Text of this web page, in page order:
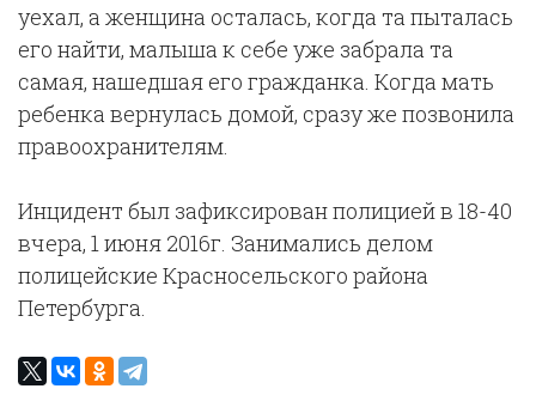
уехал, а женщина осталась, когда та пыталась
его найти, малыша к себе уже забрала та
самая, нашедшая его гражданка. Когда мать
ребенка вернулась домой, сразу же позвонила
правоохранителям.
Инцидент был зафиксирован полицией в 18-40
вчера, 1 июня 2016г. Занимались делом
полицейские Красносельского района
Петербурга.